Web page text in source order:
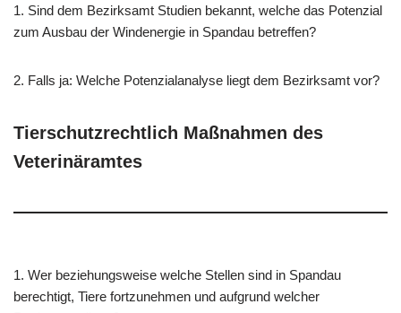
1. Sind dem Bezirksamt Studien bekannt, welche das Potenzial
zum Ausbau der Windenergie in Spandau betreffen?
2. Falls ja: Welche Potenzialanalyse liegt dem Bezirksamt vor?
Tierschutzrechtlich Maßnahmen des
Veterinäramtes
1. Wer beziehungsweise welche Stellen sind in Spandau
berechtigt, Tiere fortzunehmen und aufgrund welcher